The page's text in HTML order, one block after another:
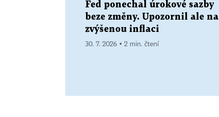
Fed ponechal úrokové sazby
beze změny. Upozornil ale na
zvýšenou inflaci
30. 7. 2026 ▪ 2 min. čtení